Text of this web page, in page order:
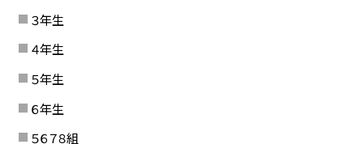
３年生
４年生
５年生
６年生
５６７８組